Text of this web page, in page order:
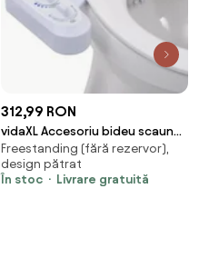
312,99 RON
vidaXL Accesoriu bideu scaun
toaletă, apă rece & caldă,
două duze
Freestanding (fără rezervor),
design pătrat
În stoc
Livrare gratuită